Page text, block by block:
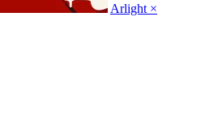
Arlight ×